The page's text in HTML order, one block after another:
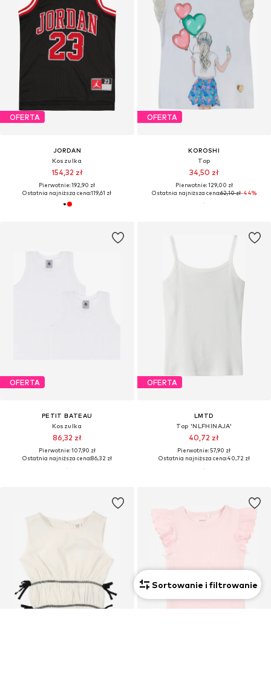
OFERTA
JORDAN
Koszulka
154,32 zł
Pierwotnie: 192,90 zł
Ostatnia najniższa cena:119,61 zł
OFERTA
KOROSHI
Top
34,50 zł
Pierwotnie: 129,00 zł
Ostatnia najniższa cena:62,10 zł-44%
OFERTA
PETIT BATEAU
Koszulka
86,32 zł
Pierwotnie: 107,90 zł
Ostatnia najniższa cena:86,32 zł
OFERTA
LMTD
Top 'NLFHINAJA'
40,72 zł
Pierwotnie: 57,90 zł
Ostatnia najniższa cena:40,72 zł
Sortowanie i filtrowanie